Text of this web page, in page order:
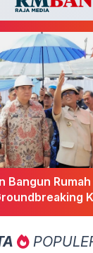
Bangun